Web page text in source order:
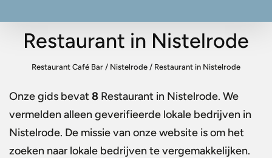
Restaurant in Nistelrode
Restaurant Café Bar / Nistelrode / Restaurant in Nistelrode
Onze gids bevat8 Restaurant in Nistelrode. We
vermelden alleen geverifieerde lokale bedrijven in
Nistelrode. De missie van onze website is om het
zoeken naar lokale bedrijven te vergemakkelijken.